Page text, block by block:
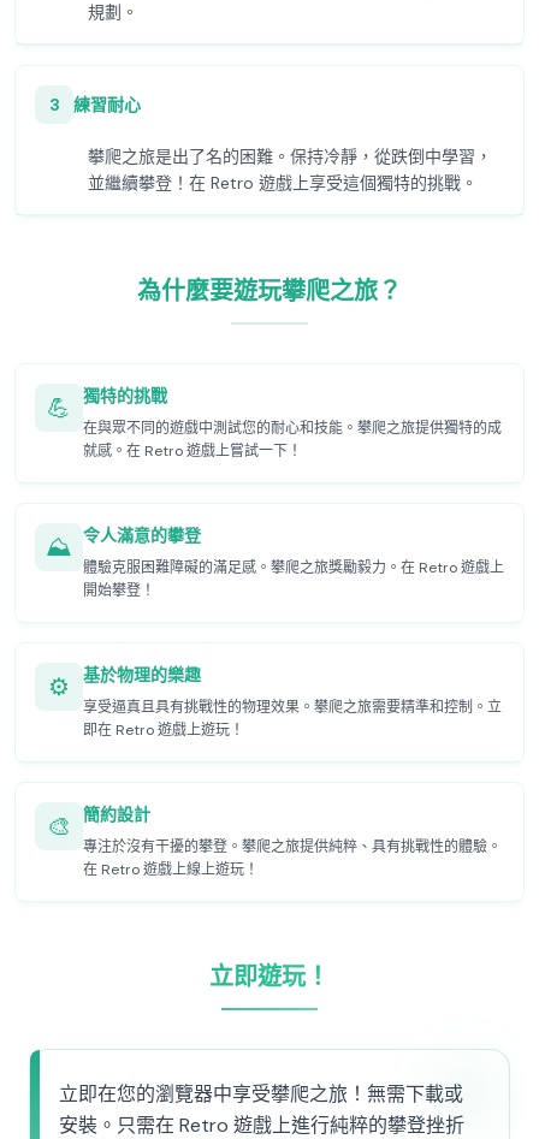
規劃。
3 練習耐心
攀爬之旅是出了名的困難。保持冷靜，從跌倒中學習，
並繼續攀登！在 Retro 遊戲上享受這個獨特的挑戰。
為什麼要遊玩攀爬之旅？
💪 獨特的挑戰
在與眾不同的遊戲中測試您的耐心和技能。攀爬之旅提供獨特的成
就感。在 Retro 遊戲上嘗試一下！
⛰️ 令人滿意的攀登
體驗克服困難障礙的滿足感。攀爬之旅獎勵毅力。在 Retro 遊戲上
開始攀登！
⚙️ 基於物理的樂趣
享受逼真且具有挑戰性的物理效果。攀爬之旅需要精準和控制。立
即在 Retro 遊戲上遊玩！
🎨 簡約設計
專注於沒有干擾的攀登。攀爬之旅提供純粹、具有挑戰性的體驗。
在 Retro 遊戲上線上遊玩！
立即遊玩！
立即在您的瀏覽器中享受攀爬之旅！無需下載或
安裝。只需在 Retro 遊戲上進行純粹的攀登挫折